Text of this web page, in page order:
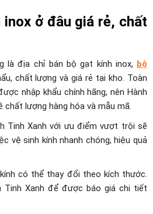
ở đâu giá rẻ, chất
là địa chỉ bán bộ gạt kính inox, bộ
chất lượng và giá rẻ tại kho. Toàn
nhập khẩu chính hãng, nên Hành
chất lượng hàng hóa và mẫu mã.
Tinh Xanh với ưu điểm vượt trội sẽ
vệ sinh kính nhanh chóng, hiệu quả
có thể thay đổi theo kích thước.
Tinh Xanh để được báo giá chi tiết